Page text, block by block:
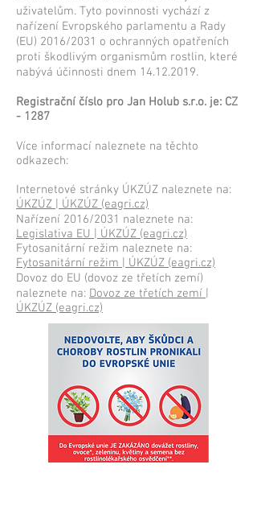
uživatelům. Tyto povinnosti vychází z
nařízení Evropského parlamentu a Rady
(EU) 2016/2031 o ochranných opatřeních
proti škodlivým organismům rostlin, které
nabývá účinnosti dnem 14.12.2019.
Registrační číslo pro Jan Holub s.r.o. je: CZ
- 1287
Více informací naleznete na těchto
odkazech:
Internetové stránky ÚKZÚZ naleznete na:
ÚKZÚZ | ÚKZÚZ (eagri.cz)
Nařízení 2016/2031 naleznete na:
Legislativa EU | ÚKZÚZ (eagri.cz)
Fytosanitární režim naleznete na:
Fytosanitární režim | ÚKZÚZ (eagri.cz)
Dovoz do EU (dovoz ze třetích zemí)
naleznete na: Dovoz ze třetích zemí |
ÚKZÚZ (eagri.cz)